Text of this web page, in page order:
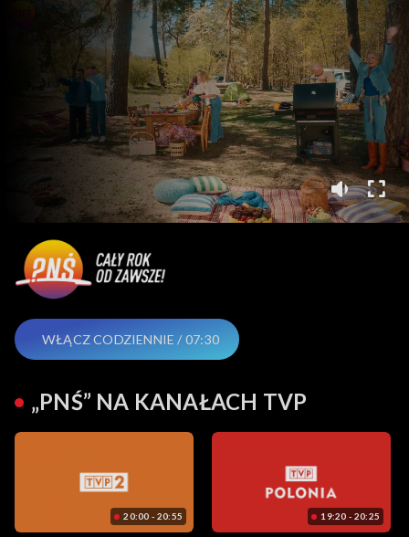
WŁĄCZ CODZIENNIE / 07:30
„PNŚ” NA KANAŁACH TVP
20:00 - 20:55 19:20 - 20:25